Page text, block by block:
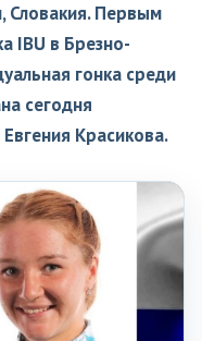
Словакия. Первым
IBU в Брезно-
гонка среди
сегодня
Красикова.